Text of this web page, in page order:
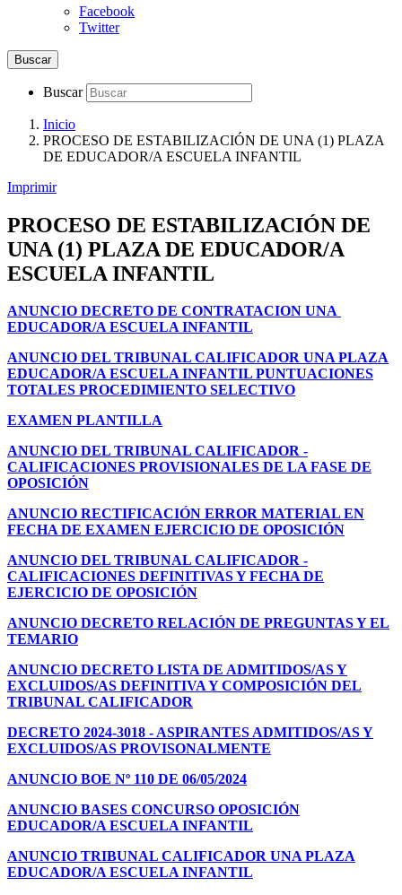
Facebook
Twitter
Buscar
Buscar
Inicio
PROCESO DE ESTABILIZACIÓN DE UNA (1) PLAZA
DE EDUCADOR/A ESCUELA INFANTIL
Imprimir
PROCESO DE ESTABILIZACIÓN DE
UNA (1) PLAZA DE EDUCADOR/A
ESCUELA INFANTIL
ANUNCIO DECRETO DE CONTRATACION UNA
EDUCADOR/A ESCUELA INFANTIL
ANUNCIO DEL TRIBUNAL CALIFICADOR UNA PLAZA
EDUCADOR/A ESCUELA INFANTIL PUNTUACIONES
TOTALES PROCEDIMIENTO SELECTIVO
EXAMEN PLANTILLA
ANUNCIO DEL TRIBUNAL CALIFICADOR -
CALIFICACIONES PROVISIONALES DE LA FASE DE
OPOSICIÓN
ANUNCIO RECTIFICACIÓN ERROR MATERIAL EN
FECHA DE EXAMEN EJERCICIO DE OPOSICIÓN
ANUNCIO DEL TRIBUNAL CALIFICADOR -
CALIFICACIONES DEFINITIVAS Y FECHA DE
EJERCICIO DE OPOSICIÓN
ANUNCIO DECRETO RELACIÓN DE PREGUNTAS Y EL
TEMARIO
ANUNCIO DECRETO LISTA DE ADMITIDOS/AS Y
EXCLUIDOS/AS DEFINITIVA Y COMPOSICIÓN DEL
TRIBUNAL CALIFICADOR
DECRETO 2024-3018 - ASPIRANTES ADMITIDOS/AS Y
EXCLUIDOS/AS PROVISONALMENTE
ANUNCIO BOE Nº 110 DE 06/05/2024
ANUNCIO BASES CONCURSO OPOSICIÓN
EDUCADOR/A ESCUELA INFANTIL
ANUNCIO TRIBUNAL CALIFICADOR UNA PLAZA
EDUCADOR/A ESCUELA INFANTIL